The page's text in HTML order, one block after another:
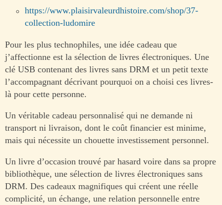
https://www.plaisirvaleurdhistoire.com/shop/37-
collection-ludomire
Pour les plus technophiles, une idée cadeau que
j’affectionne est la sélection de livres électroniques. Une
clé USB contenant des livres sans DRM et un petit texte
l’accompagnant décrivant pourquoi on a choisi ces livres-
là pour cette personne.
Un véritable cadeau personnalisé qui ne demande ni
transport ni livraison, dont le coût financier est minime,
mais qui nécessite un chouette investissement personnel.
Un livre d’occasion trouvé par hasard voire dans sa propre
bibliothèque, une sélection de livres électroniques sans
DRM. Des cadeaux magnifiques qui créent une réelle
complicité, un échange, une relation personnelle entre